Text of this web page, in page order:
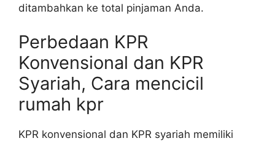
ditambahkan ke total pinjaman Anda.
Perbedaan KPR
Konvensional dan KPR
Syariah, Cara mencicil
rumah kpr
KPR konvensional dan KPR syariah memiliki